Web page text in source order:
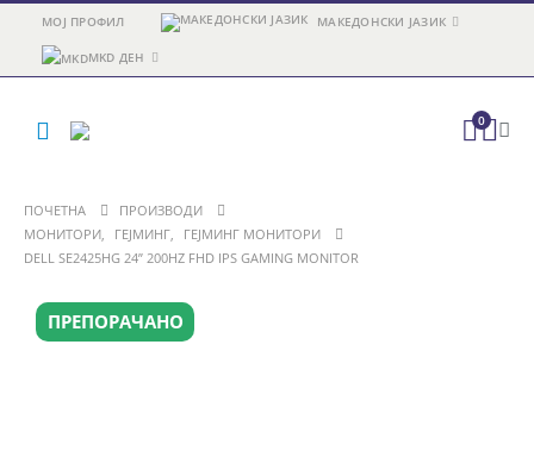
МОЈ ПРОФИЛ МАКЕДОНСКИ ЈАЗИК
MKD ДЕН
0
ПОЧЕТНА
ПРОИЗВОДИ
МОНИТОРИ, ГЕЈМИНГ,
ГЕЈМИНГ МОНИТОРИ
DELL SE2425HG 24” 200HZ FHD IPS GAMING MONITOR
ПРЕПОРАЧАНО